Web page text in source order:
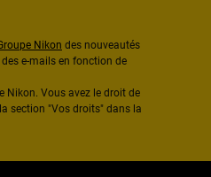
Nikon des nouveautés
e-mails en fonction de
Nikon. Vous avez le droit de
section "Vos droits" dans la